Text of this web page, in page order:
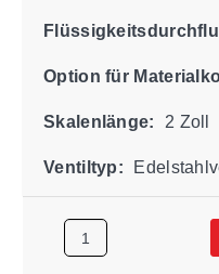
Option für
Skalenlänge: 2 Zoll
Ventiltyp: